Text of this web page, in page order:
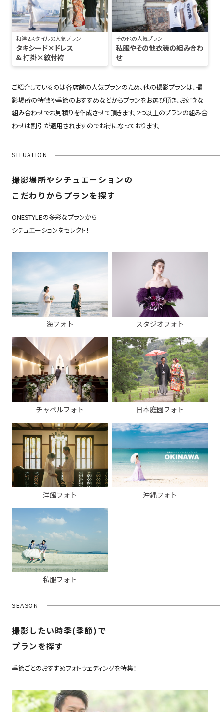
和洋２スタイルの人気プラン
タキシード×ドレス
& 打掛×紋付袴
その他の人気プラン
私服やその他衣装の組み合わ
せ
ご紹介しているのは各店舗の人気プランのため、他の撮影プランは、撮
影場所の特徴や季節のおすすめなどからプランをお選び頂き、お好きな
組み合わせでお見積りを作成させて頂きます。2つ以上のプランの組み合
わせは割引が適用されますのでお得になっております。
SITUATION
撮影場所やシチュエーションの
こだわりからプランを探す
ONESTYLEの多彩なプランから
シチュエーションをセレクト！
海フォト スタジオフォト
チャペルフォト 日本庭園フォト
洋館フォト 沖縄フォト
私服フォト
SEASON
撮影したい時季(季節)で
プランを探す
季節ごとのおすすめフォトウェディングを特集！